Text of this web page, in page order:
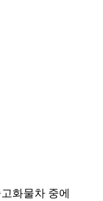
화물차 중에